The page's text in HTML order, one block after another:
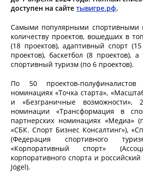
доступен на сайте тывигре.рф.
Самыми популярными спортивными
количеству проектов, вошедших в
(18 проектов), адаптивный спорт (15
проектов), баскетбол (8 проектов),
спортивный туризм (по 6 проектов).
По 50 проектов-
номинациях «Точка старта»,
и «Безграничные
номинации «Трансформация в
партнерских номинациях «Медиа»
«СБК. Спорт Бизнес Консалтинг»),
(Федерация спортивного
«Корпоративный спорт»
корпоративного спорта и
Jögel).